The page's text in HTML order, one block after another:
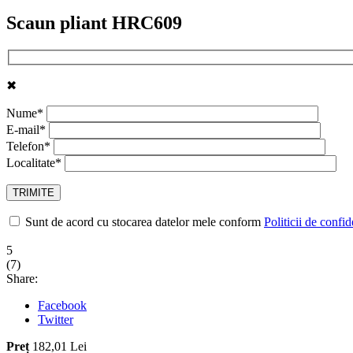
Scaun pliant HRC609
✖
Nume*
E-mail*
Telefon*
Localitate*
Sunt de acord cu stocarea datelor mele conform Politicii de
5
(7)
Share:
Facebook
Twitter
Preț 182,01 Lei